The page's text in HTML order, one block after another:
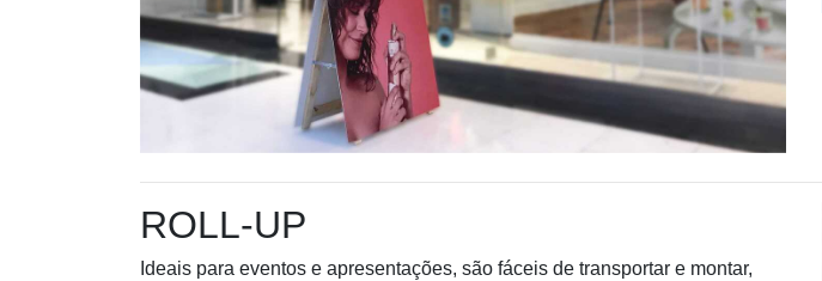
ROLL-UP
Ideais para eventos e apresentações, são fáceis de transportar e montar,